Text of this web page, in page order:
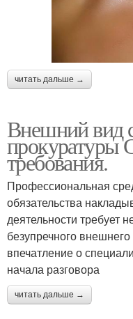
читать дальше →
Внешний вид
требования.
Профессиональная
обязательства
деятельности требует
безупречного
впечатление о
начала разговора
читать дальше →